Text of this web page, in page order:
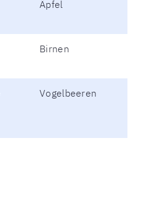
Äpfel
Birnen
Vogelbeeren